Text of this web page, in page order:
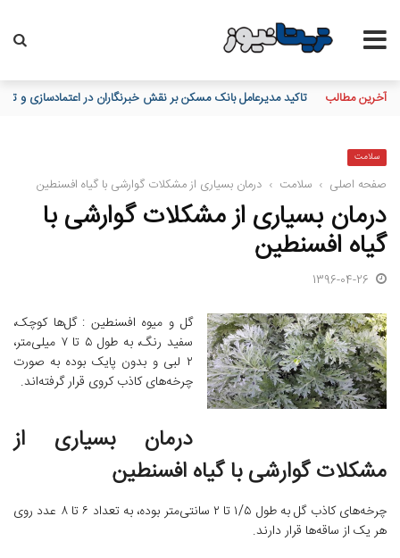
آخرین مطالب تاکید مدیرعامل بانک مسکن بر نقش خبرنگاران در اعتمادسازی و
سلامت
صفحه اصلی › سلامت › درمان بسیاری از مشکلات گوارشی با گیاه افسنطین
درمان بسیاری از مشکلات گوارشی با
گیاه افسنطین
1396-04-26
گل و میوه افسنطین : گل‌ها کوچک،
سفید رنگ، به طول ۵ تا ۷ میلی‌متر،
۲ لبی و بدون پایک بوده به صورت
چرخه‌های کاذب کروی قرار گرفته‌اند.
درمان بسیاری از
مشکلات گوارشی با گیاه افسنطین
چرخه‌های کاذب گل به طول ۱/۵ تا ۲ سانتی‌متر بوده، به تعداد ۶ تا ۸ عدد روی
هر یک از ساقه‌ها قرار دارند.